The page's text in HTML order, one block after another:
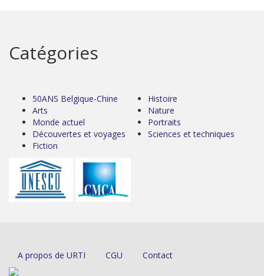
Catégories
50ANS Belgique-Chine
Arts
Monde actuel
Découvertes et voyages
Fiction
Histoire
Nature
Portraits
Sciences et techniques
A propos de URTI CGU Contact